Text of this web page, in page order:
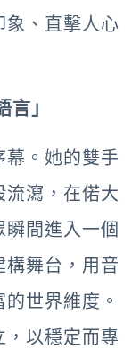
、直擊人心
言」
。她的雙手
瀉，在偌大
間進入一個
舞台，用音
世界維度。
以穩定而專